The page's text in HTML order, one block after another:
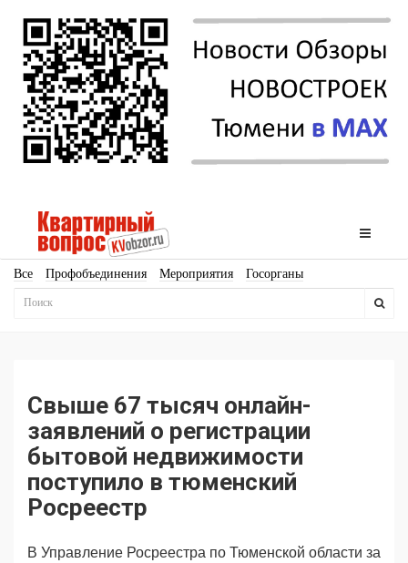
Все Профобъединения Мероприятия Госорганы
Новостройки
Поздравляем
Ещё
Свыше 67 тысяч онлайн-
заявлений о регистрации
бытовой недвижимости
поступило в тюменский
Росреестр
В Управление Росреестра по Тюменской области за